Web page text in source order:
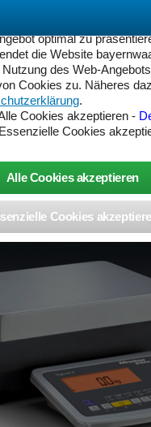
Signum®
g, Ablesbarkeit: 0,1 g,
- bayernwaage.de
optimal zu
die Website
des Web-
Cookies zu. Näheres
.
Cookies akzeptieren -
Cookies